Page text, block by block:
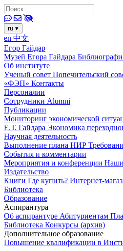
ru ▾
en 中文
Егор Гайдар
Музей Егора Гайдара
Об институте
Ученый совет Попечительский
«ФЭП» Контакты
Персоналии
Сотрудники Alumni
Публикации
Мониторинг экономической
Е.Т. Гайдара Экономика
Научная деятельность
Выполнение плана НИР
События и комментарии
Мероприятия и конференции Наши
Издательство
Книги Где купить? Интернет-
Библиотека
Образование
Аспирантура
Об аспирантуре Абитуриентам
Библиотека Конкурсы (архив)
Дополнительное образование
Повышение квалификации в